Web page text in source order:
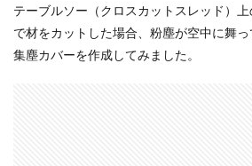
テーブルソー（クロスカットスレッド）
で材をカットした場合、粉塵が空中に舞っ
集塵カバーを作成してみました。